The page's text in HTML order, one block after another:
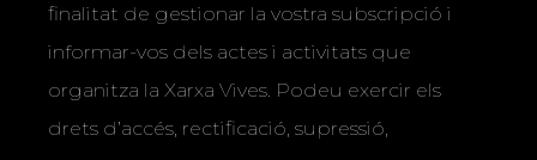
finalitat de gestionar la vostra subscripció i
informar-vos dels actes i activitats que
organitza la Xarxa Vives. Podeu exercir els
drets d’accés, rectificació, supressió,